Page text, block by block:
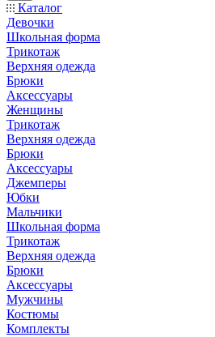
Каталог
Девочки
Школьная форма
Трикотаж
Верхняя одежда
Брюки
Аксессуары
Женщины
Трикотаж
Верхняя одежда
Брюки
Аксессуары
Джемперы
Юбки
Мальчики
Школьная форма
Трикотаж
Верхняя одежда
Брюки
Аксессуары
Мужчины
Костюмы
Комплекты